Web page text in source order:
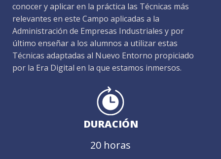
conocer y aplicar en la práctica las Técnicas más
relevantes en este Campo aplicadas a la
Administración de Empresas Industriales y por
último enseñar a los alumnos a utilizar estas
Técnicas adaptadas al Nuevo Entorno propiciado
por la Era Digital en la que estamos inmersos.
DURACIÓN
20 horas